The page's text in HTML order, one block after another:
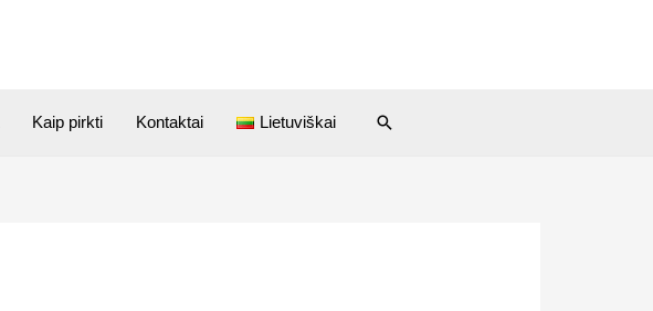
Kaip pirkti Kontaktai Lietuviškai Paieška